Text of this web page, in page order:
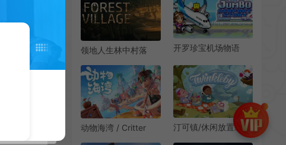
商店模拟游戏
园建造模拟游戏
领地人生林中村落
Forest Village)简
中|PC|SIM|修改器|部
落模拟生存建造游戏
开罗珍宝机场物语
Story)简中|PC|SIM|
像素机场模拟经营游
戏
动物海湾 / Critter
汀可镇/休闲放置装饰
模拟游戏 Twinkleby